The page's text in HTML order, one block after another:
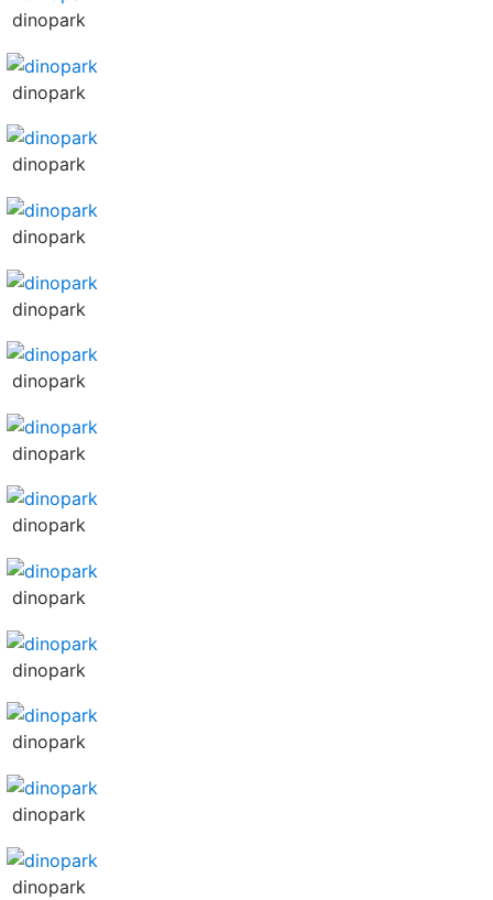
dinopark
dinopark
dinopark
dinopark
dinopark
dinopark
dinopark
dinopark
dinopark
dinopark
dinopark
dinopark
dinopark